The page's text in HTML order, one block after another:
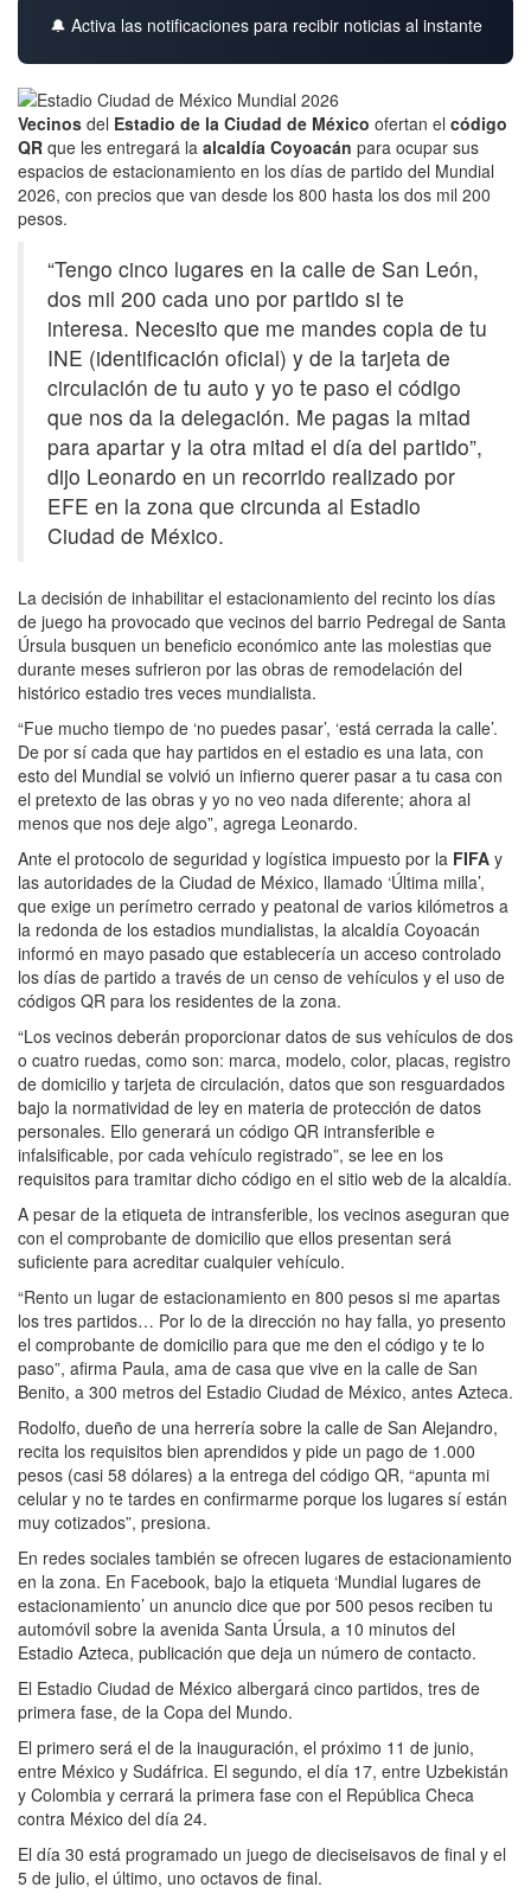
🔔 Activa las notificaciones para recibir noticias al instante
Vecinos del Estadio de la Ciudad de México ofertan el código
QR que les entregará la alcaldía Coyoacán para ocupar sus
espacios de estacionamiento en los días de partido del Mundial
2026, con precios que van desde los 800 hasta los dos mil 200
pesos.
“Tengo cinco lugares en la calle de San León,
dos mil 200 cada uno por partido si te
interesa. Necesito que me mandes copia de tu
INE (identificación oficial) y de la tarjeta de
circulación de tu auto y yo te paso el código
que nos da la delegación. Me pagas la mitad
para apartar y la otra mitad el día del partido”,
dijo Leonardo en un recorrido realizado por
EFE en la zona que circunda al Estadio
Ciudad de México.
La decisión de inhabilitar el estacionamiento del recinto los días
de juego ha provocado que vecinos del barrio Pedregal de Santa
Úrsula busquen un beneficio económico ante las molestias que
durante meses sufrieron por las obras de remodelación del
histórico estadio tres veces mundialista.
“Fue mucho tiempo de ‘no puedes pasar’, ‘está cerrada la calle’.
De por sí cada que hay partidos en el estadio es una lata, con
esto del Mundial se volvió un infierno querer pasar a tu casa con
el pretexto de las obras y yo no veo nada diferente; ahora al
menos que nos deje algo”, agrega Leonardo.
Ante el protocolo de seguridad y logística impuesto por la FIFA y
las autoridades de la Ciudad de México, llamado ‘Última milla’,
que exige un perímetro cerrado y peatonal de varios kilómetros a
la redonda de los estadios mundialistas, la alcaldía Coyoacán
informó en mayo pasado que establecería un acceso controlado
los días de partido a través de un censo de vehículos y el uso de
códigos QR para los residentes de la zona.
“Los vecinos deberán proporcionar datos de sus vehículos de dos
o cuatro ruedas, como son: marca, modelo, color, placas, registro
de domicilio y tarjeta de circulación, datos que son resguardados
bajo la normatividad de ley en materia de protección de datos
personales. Ello generará un código QR intransferible e
infalsificable, por cada vehículo registrado”, se lee en los
requisitos para tramitar dicho código en el sitio web de la alcaldía.
A pesar de la etiqueta de intransferible, los vecinos aseguran que
con el comprobante de domicilio que ellos presentan será
suficiente para acreditar cualquier vehículo.
“Rento un lugar de estacionamiento en 800 pesos si me apartas
los tres partidos… Por lo de la dirección no hay falla, yo presento
el comprobante de domicilio para que me den el código y te lo
paso”, afirma Paula, ama de casa que vive en la calle de San
Benito, a 300 metros del Estadio Ciudad de México, antes Azteca.
Rodolfo, dueño de una herrería sobre la calle de San Alejandro,
recita los requisitos bien aprendidos y pide un pago de 1.000
pesos (casi 58 dólares) a la entrega del código QR, “apunta mi
celular y no te tardes en confirmarme porque los lugares sí están
muy cotizados”, presiona.
En redes sociales también se ofrecen lugares de estacionamiento
en la zona. En Facebook, bajo la etiqueta ‘Mundial lugares de
estacionamiento’ un anuncio dice que por 500 pesos reciben tu
automóvil sobre la avenida Santa Úrsula, a 10 minutos del
Estadio Azteca, publicación que deja un número de contacto.
El Estadio Ciudad de México albergará cinco partidos, tres de
primera fase, de la Copa del Mundo.
El primero será el de la inauguración, el próximo 11 de junio,
entre México y Sudáfrica. El segundo, el día 17, entre Uzbekistán
y Colombia y cerrará la primera fase con el República Checa
contra México del día 24.
El día 30 está programado un juego de dieciseisavos de final y el
5 de julio, el último, uno octavos de final.